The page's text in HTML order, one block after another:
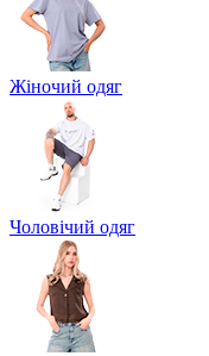
Жіночий одяг
Чоловічий одяг